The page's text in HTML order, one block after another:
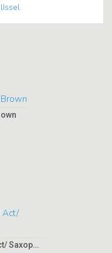
Live Percussie met DJ Act/ Saxophonist